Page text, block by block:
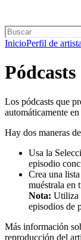
InicioPerfil de artista
Los pódcasts que
automáticamente
Hay dos maneras
Usa la
episodio
Crea una
muéstrala en
Nota: Utiliza
episodios de
Más información
reproducción del